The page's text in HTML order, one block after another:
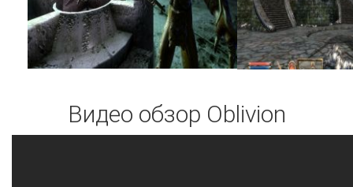
Видео обзор Oblivion